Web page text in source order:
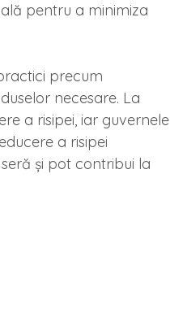
pentru a minimiza
precum
necesare. La
a risipei, iar guvernele
a risipei
și pot contribui la